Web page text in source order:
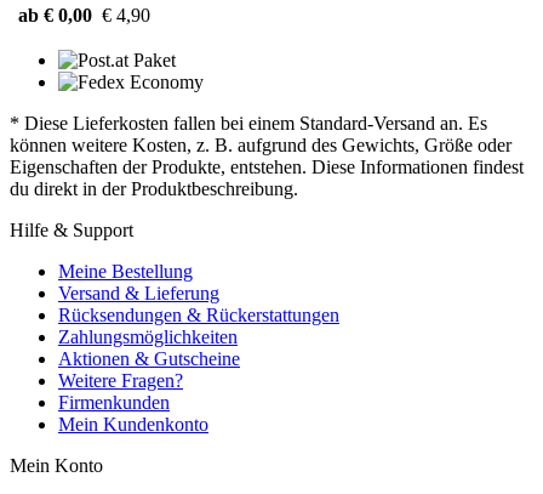
ab € 0,00 € 4,90
* Diese Lieferkosten fallen bei einem Standard-Versand an. Es
können weitere Kosten, z. B. aufgrund des Gewichts, Größe oder
Eigenschaften der Produkte, entstehen. Diese Informationen findest
du direkt in der Produktbeschreibung.
Hilfe & Support
Meine Bestellung
Versand & Lieferung
Rücksendungen & Rückerstattungen
Zahlungsmöglichkeiten
Aktionen & Gutscheine
Weitere Fragen?
Firmenkunden
Mein Kundenkonto
Mein Konto